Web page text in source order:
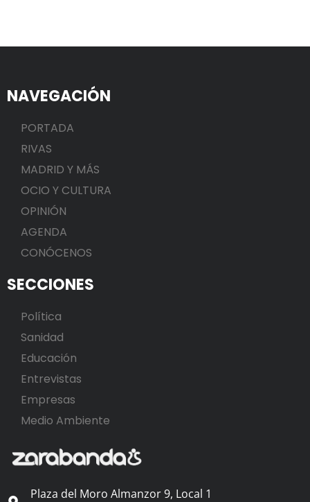
NAVEGACIÓN
PORTADA
RIVAS
MADRID Y MÁS
OCIO Y CULTURA
OPINIÓN
AGENDA
CONÓCENOS
SECCIONES
Política
Sanidad
Educación
Entrevistas
Empresas
Medio Ambiente
Plaza del Moro Almanzor 9, Local 1